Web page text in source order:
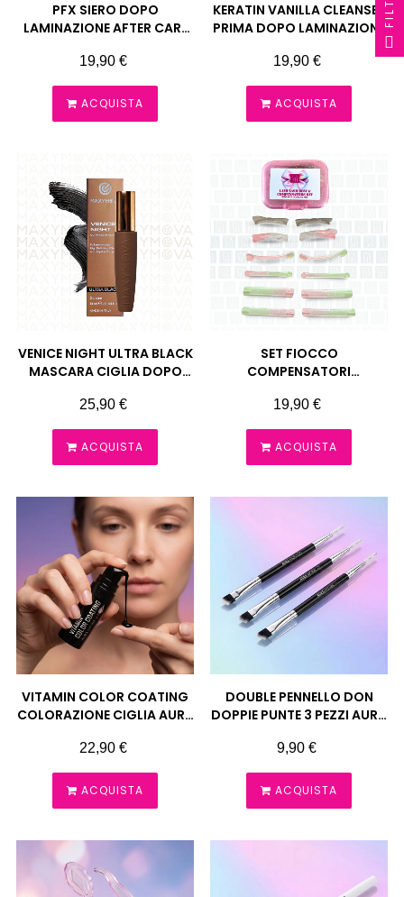
PFX SIERO DOPO
LAMINAZIONE AFTER CARE
Prezzo
19,90 €
ACQUISTA
KERATIN VANILLA CLEANSER
PRIMA DOPO LAMINAZIONE
Prezzo
19,90 €
ACQUISTA
VENICE NIGHT ULTRA BLACK
MASCARA CIGLIA DOPO
Prezzo
25,90 €
ACQUISTA
SET FIOCCO
COMPENSATORI
Prezzo
19,90 €
ACQUISTA
VITAMIN COLOR COATING
COLORAZIONE CIGLIA AURA
Prezzo
22,90 €
ACQUISTA
DOUBLE PENNELLO DON
DOPPIE PUNTE 3 PEZZI AURA
Prezzo
9,90 €
ACQUISTA